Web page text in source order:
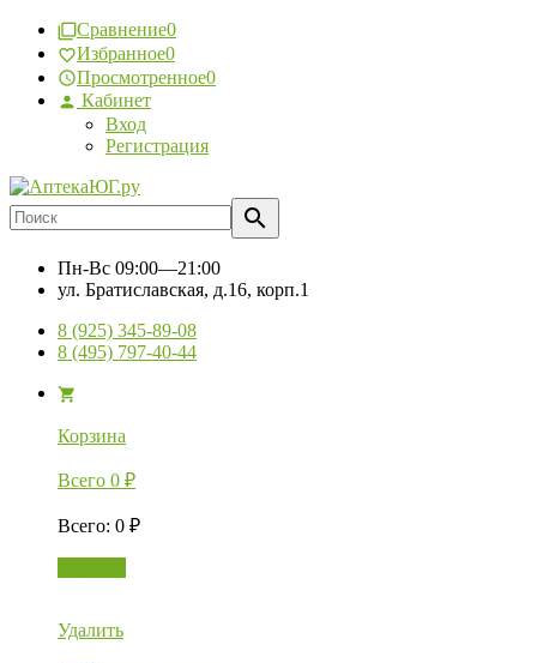
Сравнение0
Избранное0
Просмотренное0
Кабинет
Вход
Регистрация
Пн-Вс 09:00—21:00
ул. Братиславская, д.16, корп.1
8 (925) 345-89-08
8 (495) 797-40-44
Корзина
Всего 0 ₽
Всего: 0 ₽
Удалить